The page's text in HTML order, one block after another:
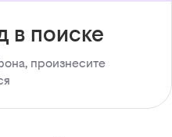
в поиске
произнесите